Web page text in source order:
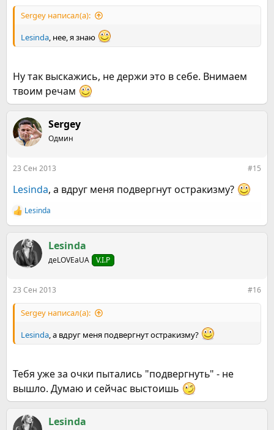
Sergey написал(а):
Lesinda, нее, я знаю
Ну так выскажись, не держи это в себе. Внимаем
твоим речам
Sergey
Одмин
23 Сен 2013 #15
Lesinda, а вдруг меня подвергнут остракизму?
Р
е
к
ц
и
Lesinda
Lesinda
деLOVEаUA V.I.P
23 Сен 2013 #16
Sergey написал(а):
Lesinda, а вдруг меня подвергнут остракизму?
Тебя уже за очки пытались "подвергнуть" - не
вышло. Думаю и сейчас выстоишь
Lesinda